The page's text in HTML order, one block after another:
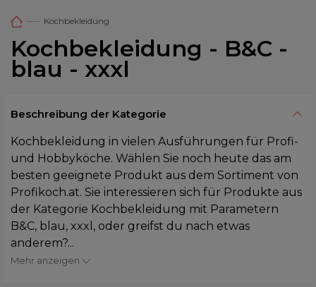
Kochbekleidung
Kochbekleidung - B&C -
blau - xxxl
Beschreibung der Kategorie
Kochbekleidung in vielen Ausführungen für Profi-
und Hobbyköche. Wählen Sie noch heute das am
besten geeignete Produkt aus dem Sortiment von
Profikoch.at. Sie interessieren sich für Produkte aus
der Kategorie Kochbekleidung mit Parametern
B&C, blau, xxxl, oder greifst du nach etwas
anderem?...
Mehr anzeigen